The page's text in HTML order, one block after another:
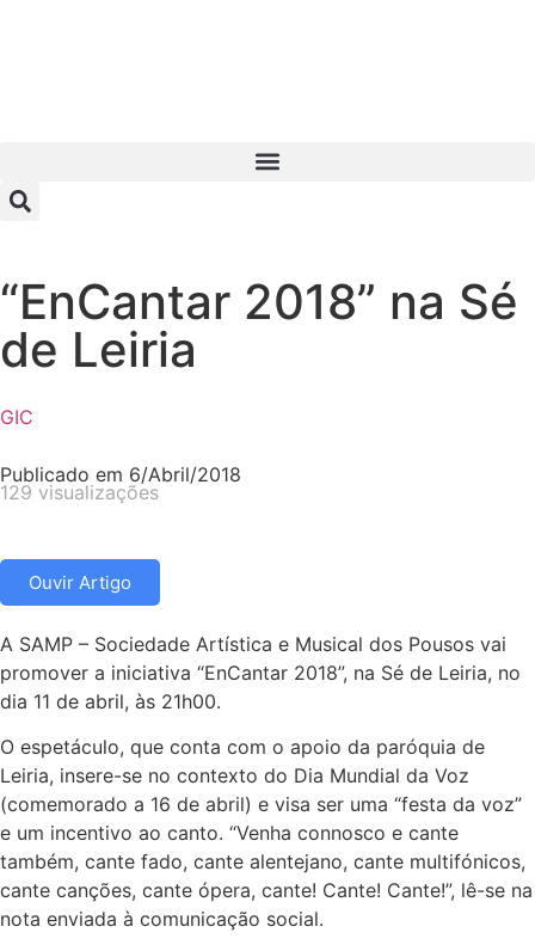
“EnCantar 2018” na Sé
de Leiria
GIC
Publicado em 6/Abril/2018
129 visualizações
Ouvir Artigo
A SAMP – Sociedade Artística e Musical dos Pousos vai
promover a iniciativa “EnCantar 2018”, na Sé de Leiria, no
dia 11 de abril, às 21h00.
O espetáculo, que conta com o apoio da paróquia de
Leiria, insere-se no contexto do Dia Mundial da Voz
(comemorado a 16 de abril) e visa ser uma “festa da voz”
e um incentivo ao canto. “Venha connosco e cante
também, cante fado, cante alentejano, cante multifónicos,
cante canções, cante ópera, cante! Cante! Cante!”, lê-se na
nota enviada à comunicação social.